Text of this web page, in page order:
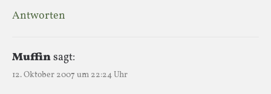
Antworten
Muffinsagt:
12. Oktober 2007 um 22:24 Uhr